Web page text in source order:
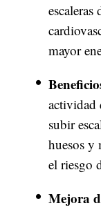
escaleras
mayor
actividad
subir
huesos y
el riesgo
Mejora